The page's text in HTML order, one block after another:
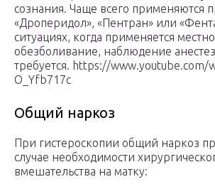
сознания. Чаще всего применяются
«Дроперидол», «Пентран» или
ситуациях, когда применяется
обезболивание, наблюдение
требуется. https://www.youtube.com/
O_Yfb717c
Общий наркоз
При гистероскопии общий наркоз
случае необходимости
вмешательства на матку: